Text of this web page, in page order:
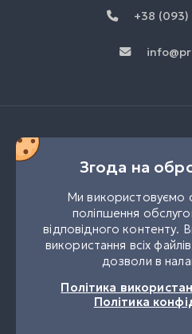
+38
UK
Згода на
Ми використовуємо
поліпшення
відповідного контенту.
використання всіх
дозволи в
Політика
Політика